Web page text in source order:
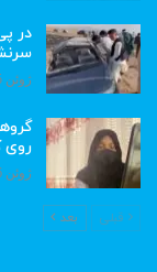
در
ژوئن 15, 2023
روی
ژوئن 6, 2023
قبلی بعد